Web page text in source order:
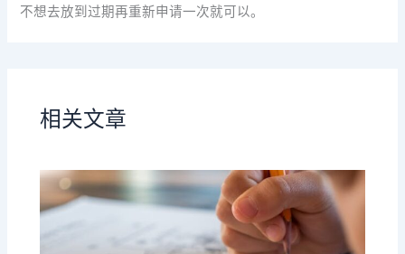
不想去放到过期再重新申请一次就可以。
相关文章